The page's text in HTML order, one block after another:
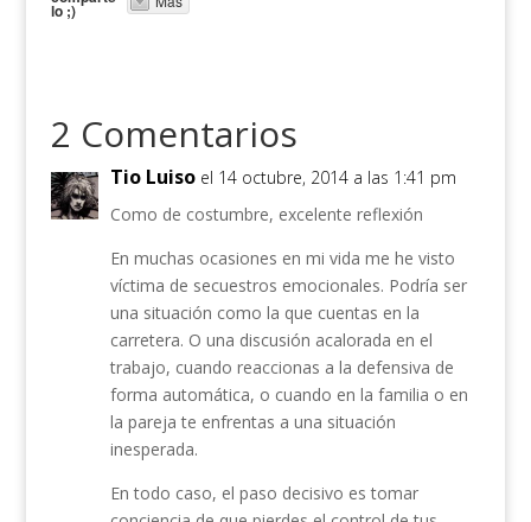
lo ;)
2 Comentarios
Tio Luiso el 14 octubre, 2014 a las 1:41 pm
Como de costumbre, excelente reflexión
En muchas ocasiones en mi vida me he visto
víctima de secuestros emocionales. Podría ser
una situación como la que cuentas en la
carretera. O una discusión acalorada en el
trabajo, cuando reaccionas a la defensiva de
forma automática, o cuando en la familia o en
la pareja te enfrentas a una situación
inesperada.
En todo caso, el paso decisivo es tomar